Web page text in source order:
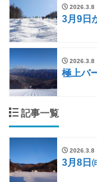
2026.3.8
3月9日
2026.3.8
極上バ
記事一覧
2026.3.8
3月8日